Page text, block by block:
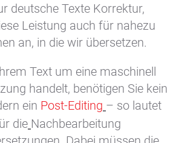
deutsche Texte Korrektur,
Leistung auch für nahezu
an, in die wir übersetzen.
Text um eine maschinell
handelt, benötigen Sie kein
ein Post-Editing – so lautet
die Nachbearbeitung